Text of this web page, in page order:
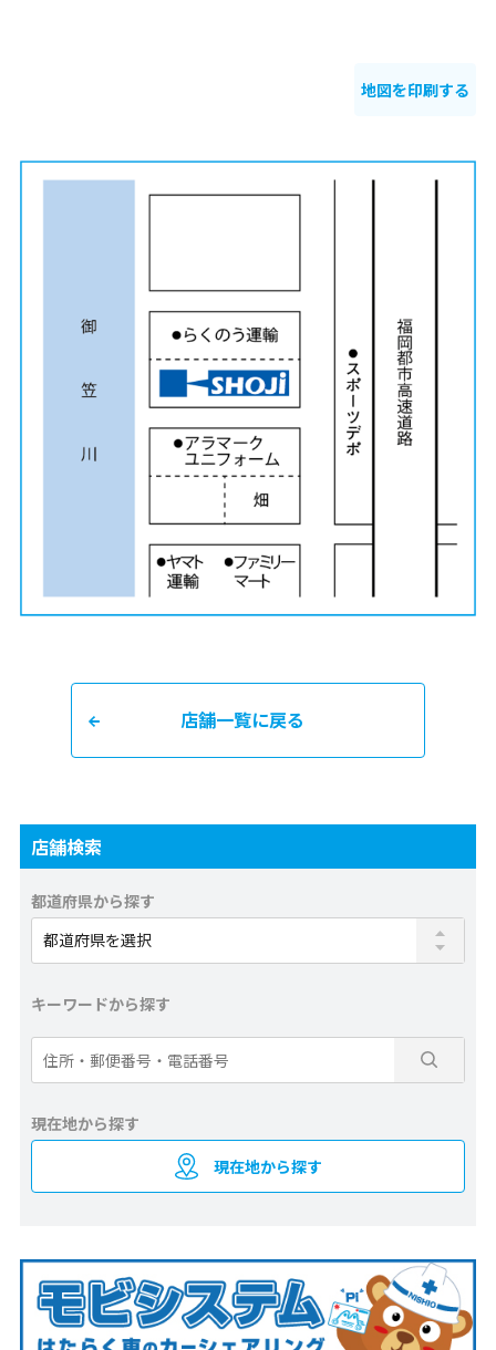
地図を印刷する
店舗一覧に戻る
店舗検索
都道府県から探す
キーワードから探す
現在地から探す
現在地から探す